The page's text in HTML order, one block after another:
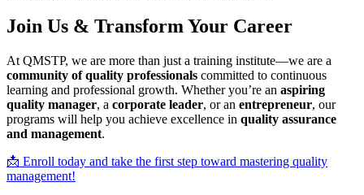
Join Us & Transform Your Career
At QMSTP, we are more than just a training institute—we are a
community of quality professionals committed to continuous
learning and professional growth. Whether you’re an aspiring
quality manager, a corporate leader, or an entrepreneur, our
programs will help you achieve excellence in quality assurance
and management.
📩 Enroll today and take the first step toward mastering quality
management!